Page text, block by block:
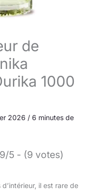
de
1000
2026 / 6 minutes de
5 - (9 votes)
il est rare de